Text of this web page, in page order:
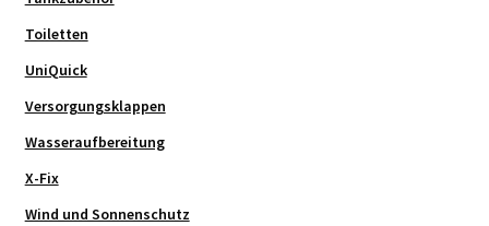
Toiletten
UniQuick
Versorgungsklappen
Wasseraufbereitung
X-Fix
Wind und Sonnenschutz